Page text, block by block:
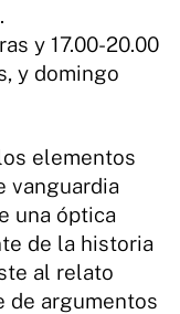
y 17.00-20.00
y domingo
elementos
vanguardia
una óptica
de la historia
al relato
de argumentos